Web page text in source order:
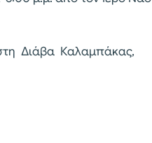
Διάβα Καλαμπάκας,